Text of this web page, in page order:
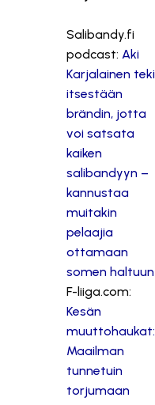
Salibandy.fi
podcast: Aki
Karjalainen teki
itsestään
brändin, jotta
voi satsata
kaiken
salibandyyn –
kannustaa
muitakin
pelaajia
ottamaan
somen haltuun
F-liiga.com:
Kesän
muuttohaukat:
Maailman
tunnetuin
torjumaan